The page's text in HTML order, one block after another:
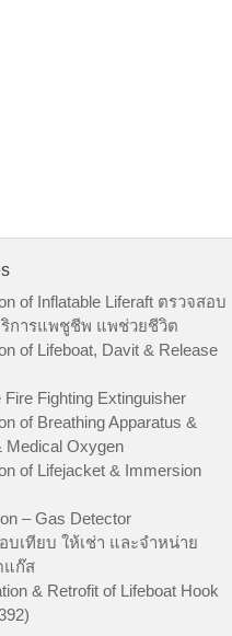
of Inflatable Liferaft ตรวจสอบ
การแพชูชีพ แพช่วยชีวิต
of Lifeboat, Davit & Release
Fire Fighting Extinguisher
of Breathing Apparatus &
Medical Oxygen
of Lifejacket & Immersion
– Gas Detector
บเทียบ ให้เช่า และจำหน่าย
แก๊ส
& Retrofit of Lifeboat Hook